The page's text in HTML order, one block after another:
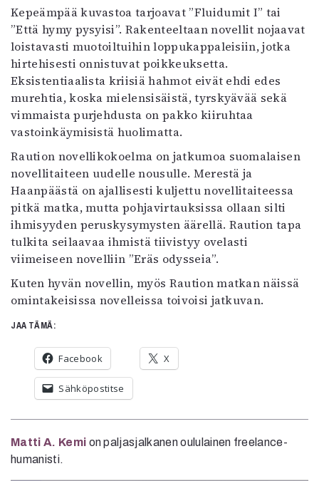
Kepeämpää kuvastoa tarjoavat ”Fluidumit I” tai
”Että hymy pysyisi”. Rakenteeltaan novellit nojaavat
loistavasti muotoiltuihin loppukappaleisiin, jotka
hirtehisesti onnistuvat poikkeuksetta.
Eksistentiaalista kriisiä hahmot eivät ehdi edes
murehtia, koska mielensisäistä, tyrskyävää sekä
vimmaista purjehdusta on pakko kiiruhtaa
vastoinkäymisistä huolimatta.
Raution novellikokoelma on jatkumoa suomalaisen
novellitaiteen uudelle nousulle. Merestä ja
Haanpäästä on ajallisesti kuljettu novellitaiteessa
pitkä matka, mutta pohjavirtauksissa ollaan silti
ihmisyyden peruskysymysten äärellä. Raution tapa
tulkita seilaavaa ihmistä tiivistyy ovelasti
viimeiseen novelliin ”Eräs odysseia”.
Kuten hyvän novellin, myös Raution matkan näissä
omintakeisissa novelleissa toivoisi jatkuvan.
JAA TÄMÄ:
Facebook X
Sähköpostitse
Matti A. Kemi on paljasjalkanen oululainen freelance-
humanisti.